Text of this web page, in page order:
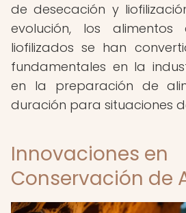
de desecación y
evolución, los alimentos
liofilizados se han
fundamentales en la
en la preparación de
duración para situaciones
Innovaciones en
Conservación de